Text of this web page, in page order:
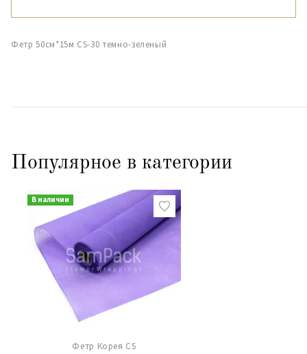
Фетр 50см*15м CS-30 темно-зеленый
Популярное в категории
В наличии
Фетр Корея CS